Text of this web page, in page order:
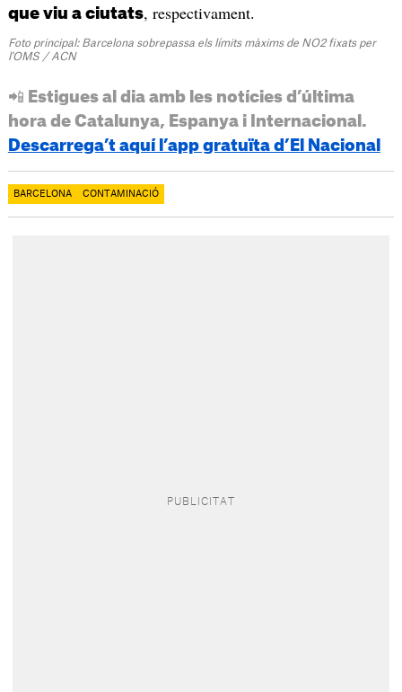
que viu a ciutats, respectivament.
Foto principal: Barcelona sobrepassa els límits màxims de NO2 fixats per
l'OMS / ACN
📲 Estigues al dia amb les notícies d’última
hora de Catalunya, Espanya i Internacional.
Descarrega’t aquí l’app gratuïta d’El Nacional
BARCELONA CONTAMINACIÓ